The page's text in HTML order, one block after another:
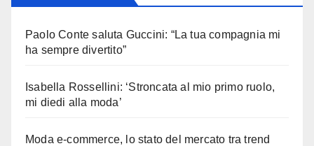
Paolo Conte saluta Guccini: “La tua compagnia mi
ha sempre divertito”
Isabella Rossellini: ‘Stroncata al mio primo ruolo,
mi diedi alla moda’
Moda e-commerce, lo stato del mercato tra trend